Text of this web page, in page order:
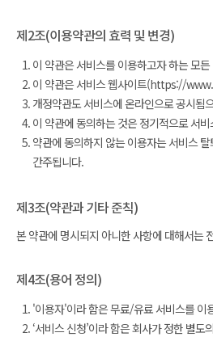
제2조(이용약관의 효력 및 변경)
이 약관은 서비스를 이용하고자 하는 모
이 약관은 서비스 웹사이트(https://
개정약관도 서비스에 온라인으로 공시됨
이 약관에 동의하는 것은 정기적으로 서
약관에 동의하지 않는 이용자는 서비스
간주됩니다.
제3조(약관과 기타 준칙)
본 약관에 명시되지 아니한 사항에 대해서는
제4조(용어 정의)
'이용자'이라 함은 무료/유료 서비스를 이
‘서비스 신청’이라 함은 회사가 정한 별